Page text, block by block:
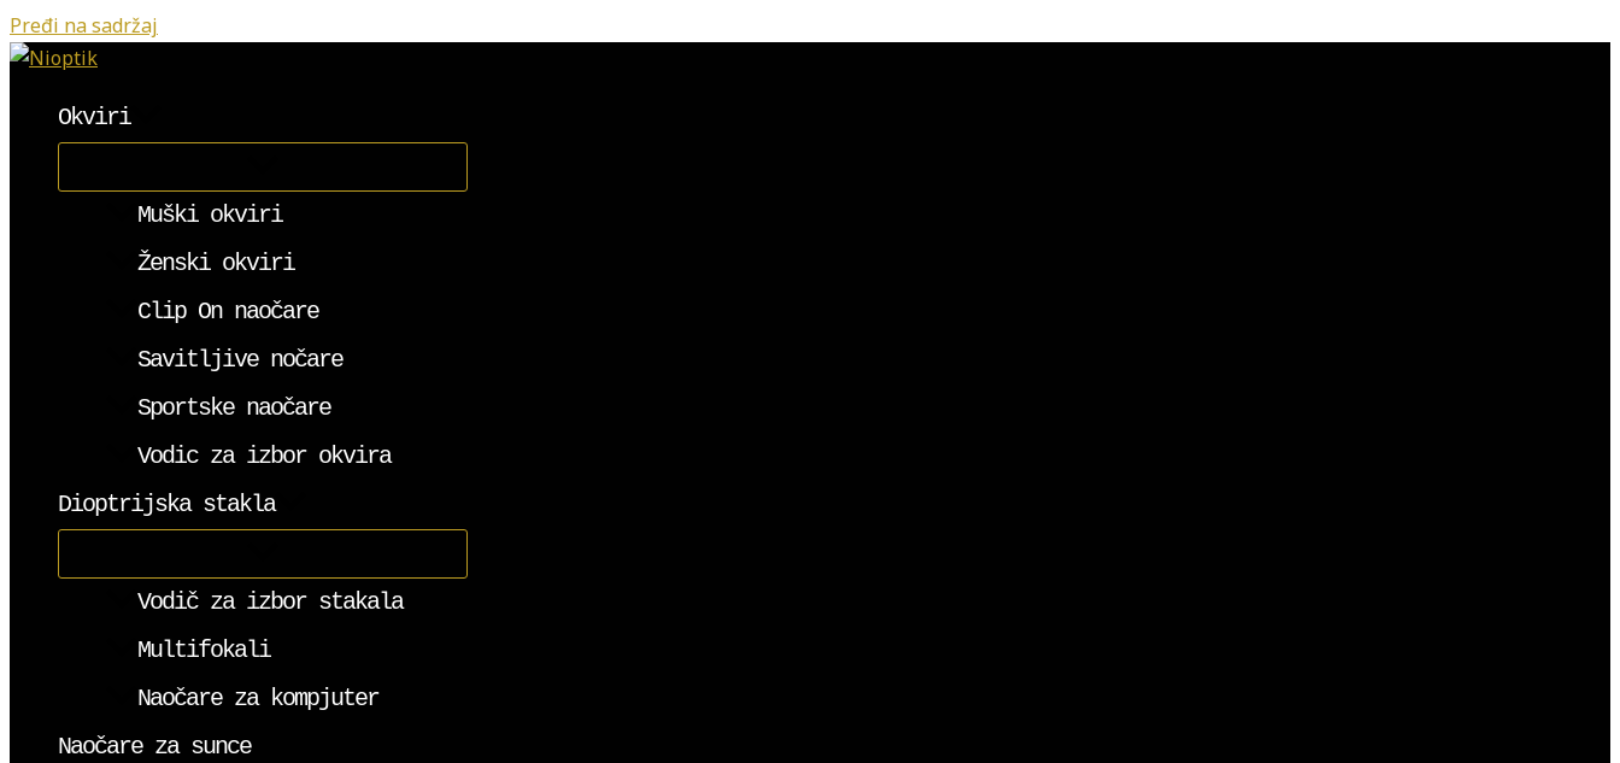
Pređi na sadržaj
Okviri
Muški okviri
Ženski okviri
Clip On naočare
Savitljive nočare
Sportske naočare
Vodic za izbor okvira
Dioptrijska stakla
Vodič za izbor stakala
Multifokali
Naočare za kompjuter
Naočare za sunce